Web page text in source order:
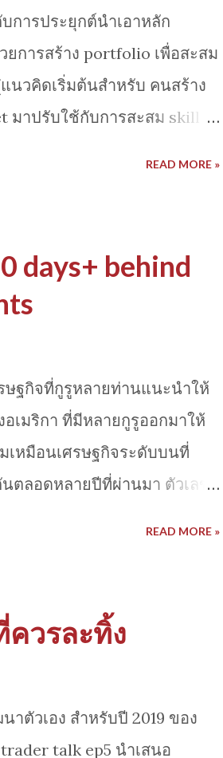
in-2018
2019-01-09/hedge-fund-
the-ugly
บการประยุกต์นำเอาหลัก
การสร้าง portfolio เพื่อสะสม
นวคิดเริ่มต้นสำหรับ คนสร้าง
มาปรับใช้กับการสะสม skill
ต่เขาสอนให้เราวางแผนการ
economic สร้างทักษะที่
กัดโดยอาศัยประโยชน์จาก
ระโยชน์ ลองเข้าไปฟังได้จาก
READ MORE »
days+ behind
ษฐกิจที่กูรูหลายท่านแนะนำให้
เมริกา ที่มีหลายกูรูออกมาให้
เหมือนเศรษฐกิจระดับบนที่
ตลอดหลายปีที่ผ่านมา ตัวเลข
งหนี้รถยนต์(auto loan
ก่อนหน้าพอควร และเข้าใกล้
ารขาดรายได้มาผ่อนชำระ
บล่าง นอกจากนี้ กูรูยังแนะนำ
ดิต และหนี้กู้ยืมด้านการศึกษา
READ MORE »
ควรละทิ้ง
าตัวเอง สำหรับปี 2019 ของ
talk ep5 นำเสนอ